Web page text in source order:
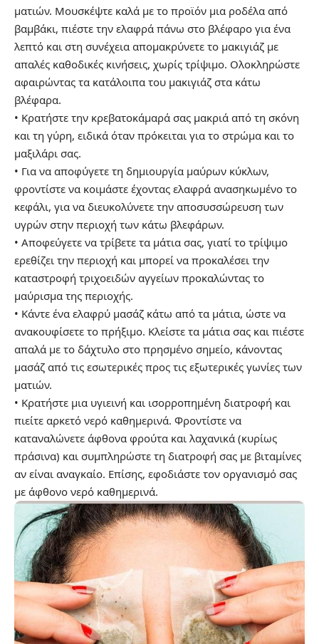
ματιών. Μουσκέψτε καλά με το προϊόν μια ροδέλα από
βαμβάκι, πιέστε την ελαφρά πάνω στο βλέφαρο για ένα
λεπτό και στη συνέχεια απομακρύνετε το μακιγιάζ με
απαλές καθοδικές κινήσεις, χωρίς τρίψιμο. Ολοκληρώστε
αφαιρώντας τα κατάλοιπα του μακιγιάζ στα κάτω
βλέφαρα.
• Κρατήστε την κρεβατοκάμαρά σας μακριά από τη σκόνη
και τη γύρη, ειδικά όταν πρόκειται για το στρώμα και το
μαξιλάρι σας.
• Για να αποφύγετε τη δημιουργία μαύρων κύκλων,
φροντίστε να κοιμάστε έχοντας ελαφρά ανασηκωμένο το
κεφάλι, για να διευκολύνετε την αποσυσσώρευση των
υγρών στην περιοχή των κάτω βλεφάρων.
• Αποφεύγετε να τρίβετε τα μάτια σας, γιατί το τρίψιμο
ερεθίζει την περιοχή και μπορεί να προκαλέσει την
καταστροφή τριχοειδών αγγείων προκαλώντας το
μαύρισμα της περιοχής.
• Κάντε ένα ελαφρύ μασάζ κάτω από τα μάτια, ώστε να
ανακουφίσετε το πρήξιμο. Κλείστε τα μάτια σας και πιέστε
απαλά με το δάχτυλο στο πρησμένο σημείο, κάνοντας
μασάζ από τις εσωτερικές προς τις εξωτερικές γωνίες των
ματιών.
• Κρατήστε μια υγιεινή και ισορροπημένη διατροφή και
πιείτε αρκετό νερό καθημερινά. Φροντίστε να
καταναλώνετε άφθονα φρούτα και λαχανικά (κυρίως
πράσινα) και συμπληρώστε τη διατροφή σας με βιταμίνες
αν είναι αναγκαίο. Επίσης, εφοδιάστε τον οργανισμό σας
με άφθονο νερό καθημερινά.